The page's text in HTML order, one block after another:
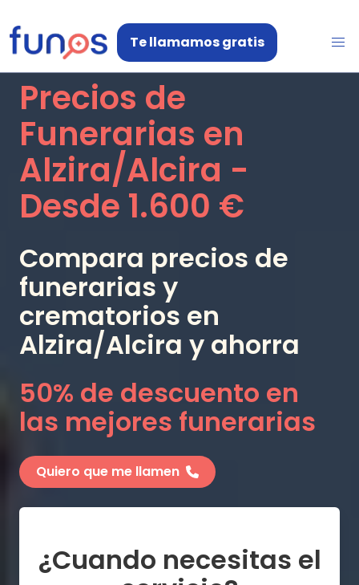
Te llamamos gratis
Precios de
Funerarias en
Alzira/Alcira -
Desde 1.600 €
Compara precios de
funerarias y
crematorios en
Alzira/Alcira y ahorra
50% de descuento en
las mejores funerarias
Quiero que me llamen
¿Cuando necesitas el